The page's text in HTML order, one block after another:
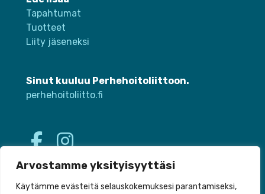
Arvostamme yksityisyyttäsi
Käytämme evästeitä selauskokemuksesi parantamiseksi,
Tapahtumat
Tuotteet
Liity jäseneksi
Sinut kuuluu Perhehoitoliittoon.
perhehoitoliitto.fi